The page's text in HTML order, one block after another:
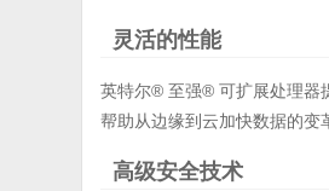
灵活的性能
英特尔® 至强® 可扩展处理器
帮助从边缘到云加快数据的变
高级安全技术